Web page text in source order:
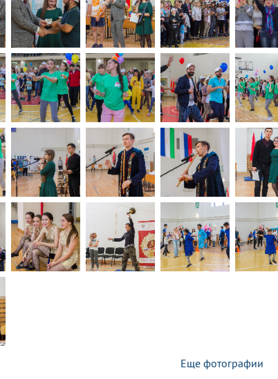
Еще фотографии